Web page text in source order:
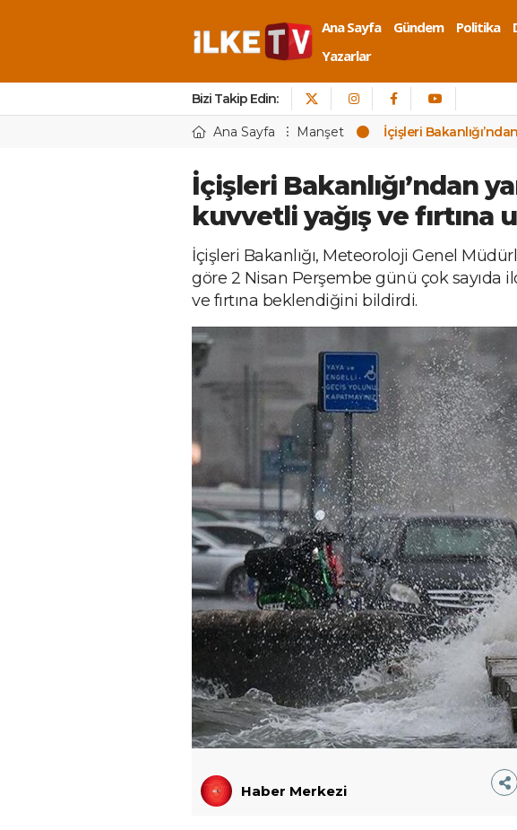
Ana Sayfa Gündem Politika
Yazarlar
Bizi Takip Edin:
Ana Sayfa Manşet İçişleri
İçişleri Bakanlığı’ndan
kuvvetli yağış ve fırtına
İçişleri Bakanlığı, Meteoroloji Genel
göre 2 Nisan Perşembe günü çok sayıda
ve fırtına beklendiğini bildirdi.
Haber Merkezi